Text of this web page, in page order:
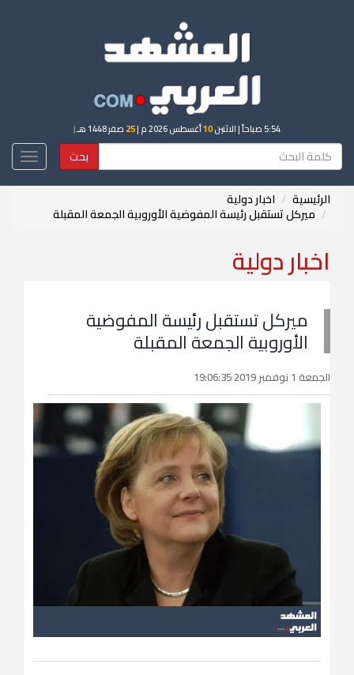
5:54 صباحاً | الاثنين10أغسطس 2026 م | 25 صفر 1448 هـ |
بحث
الرئيسية اخبار دولية
ميركل تستقبل رئيسة المفوضية الأوروبية الجمعة المقبلة
اخبار دولية
ميركل تستقبل رئيسة المفوضية
الأوروبية الجمعة المقبلة
الجمعة 1 نوفمبر 2019 19:06:35